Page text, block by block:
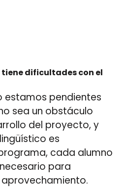
tiene dificultades con el
estamos pendientes
sea un obstáculo
del proyecto, y
es
cada alumno
para